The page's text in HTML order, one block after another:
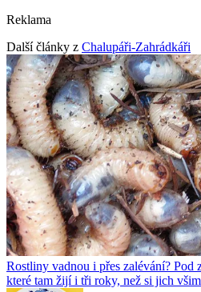
Reklama
Další články z Chalupáři-Zahrádkáři
Rostliny vadnou i přes zalévání? Pod
které tam žijí i tři roky, než si jich